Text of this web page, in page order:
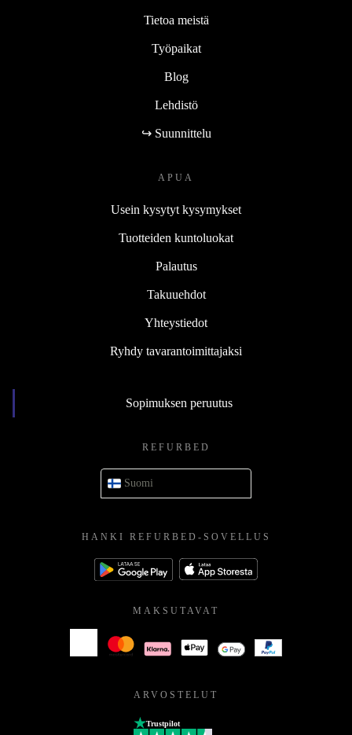
Tietoa meistä
Työpaikat
Blog
Lehdistö
↪ Suunnittelu
APUA
Usein kysytyt kysymykset
Tuotteiden kuntoluokat
Palautus
Takuuehdot
Yhteystiedot
Ryhdy tavarantoimittajaksi
Sopimuksen peruutus
REFURBED
Suomi
HANKI REFURBED-SOVELLUS
MAKSUTAVAT
ARVOSTELUT
Trustpilot